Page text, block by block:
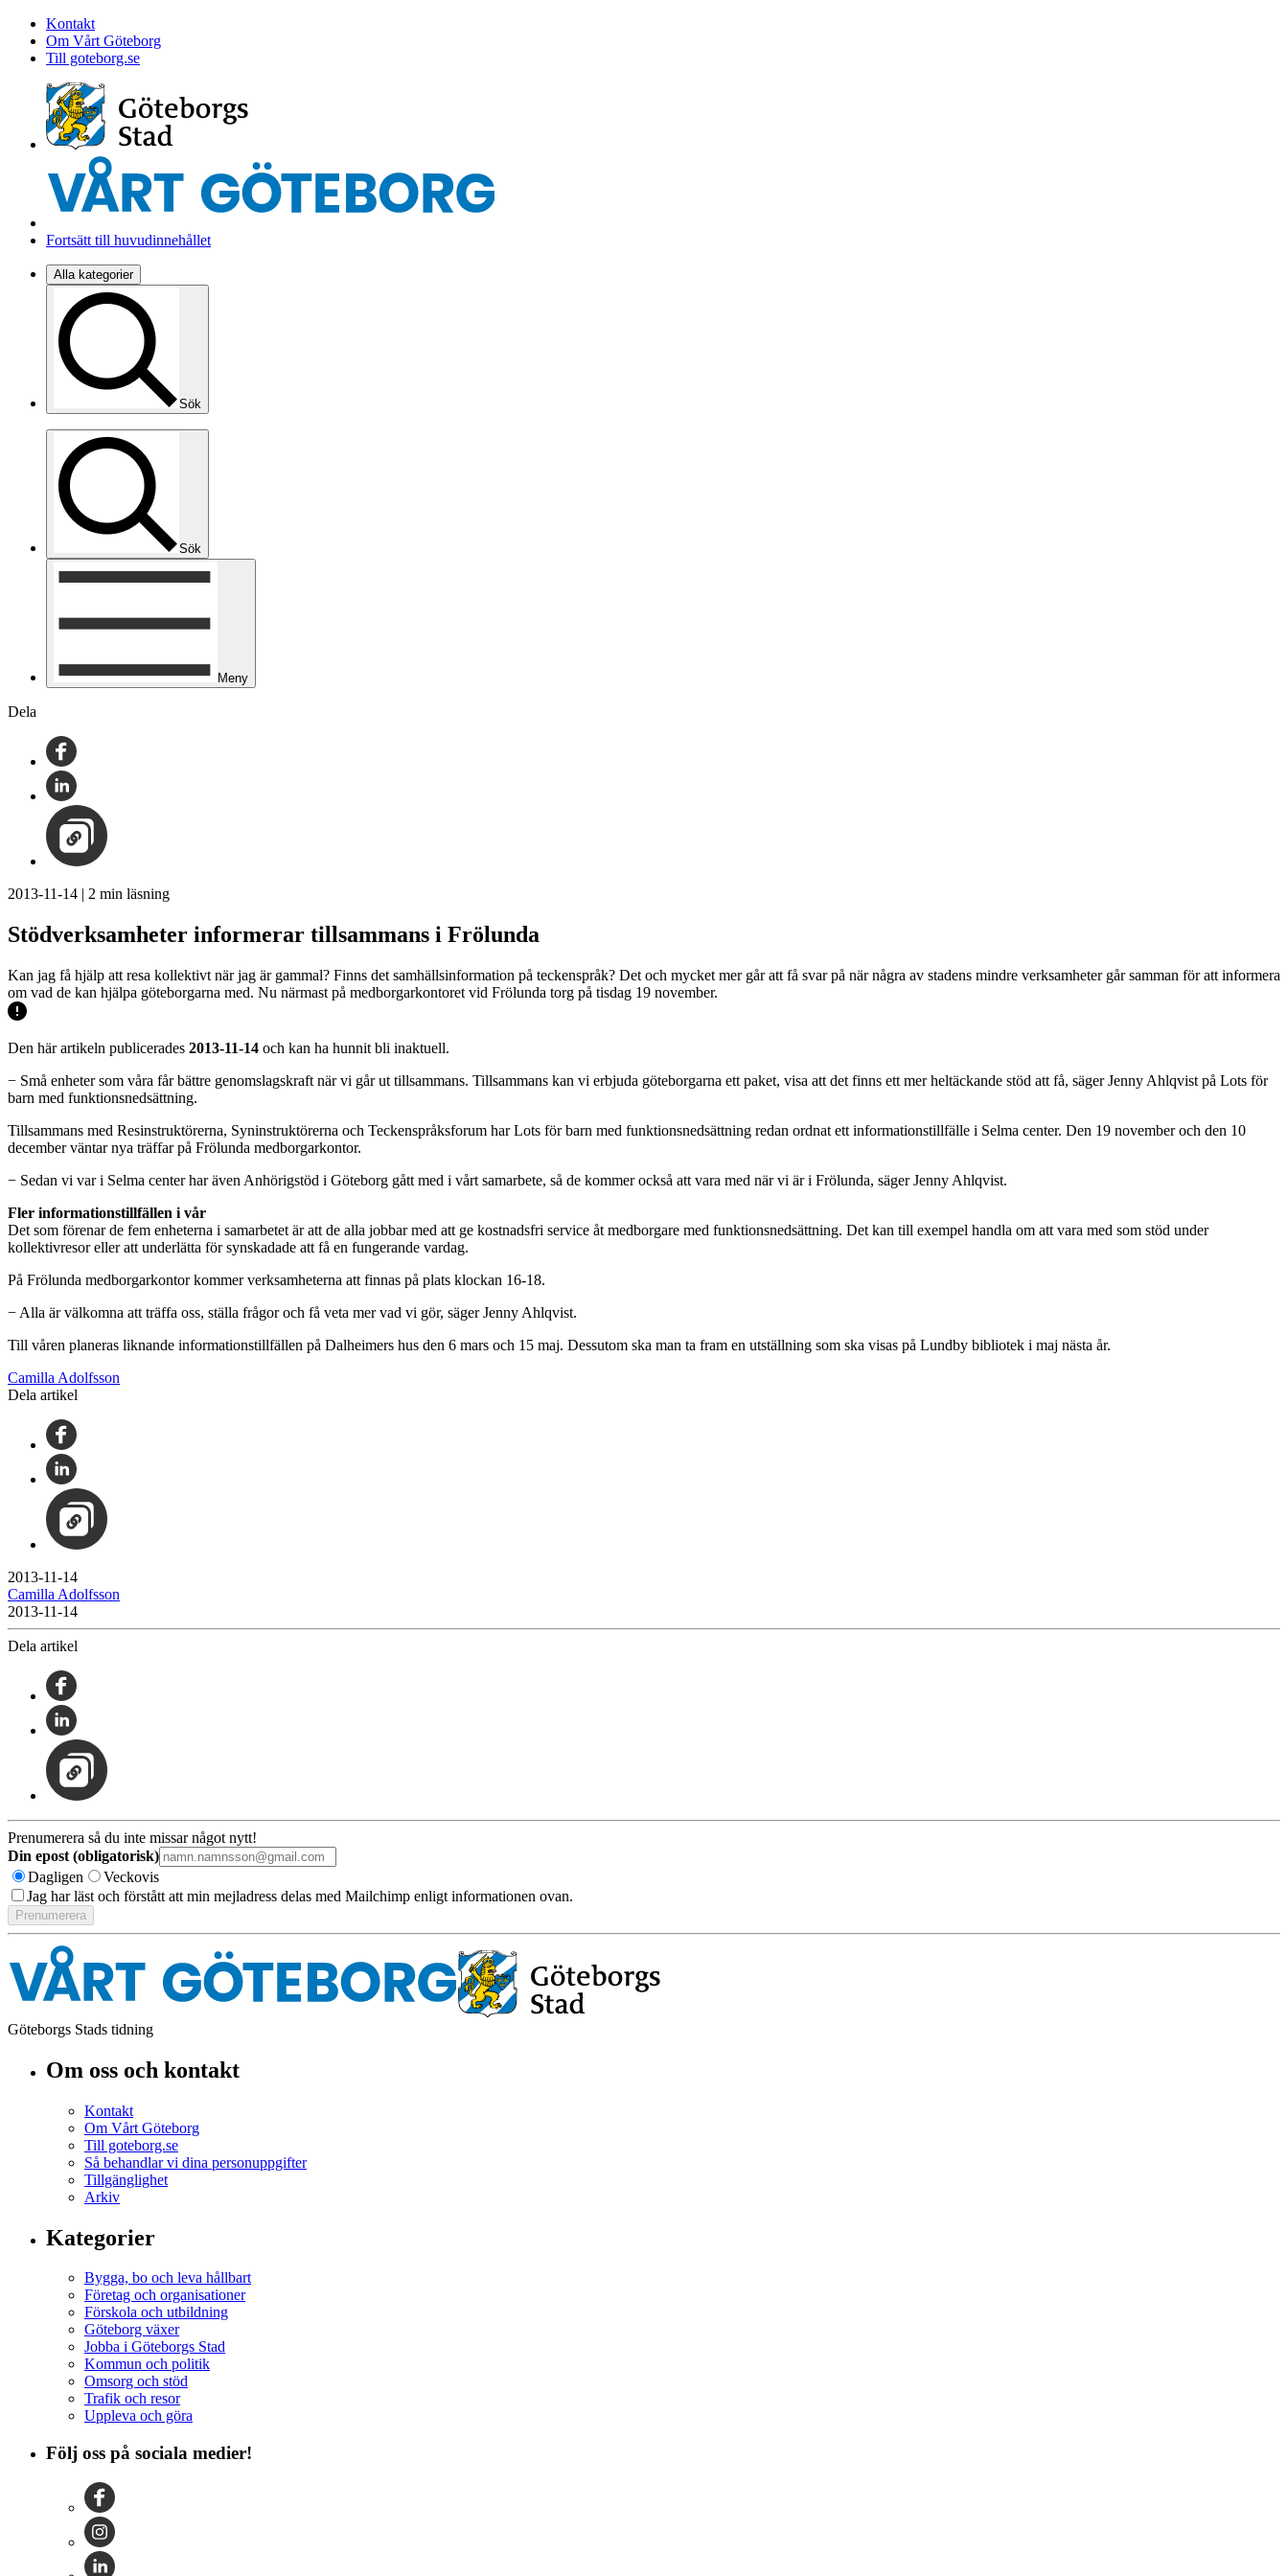
Kontakt
Om Vårt Göteborg
Till goteborg.se
Fortsätt till huvudinnehållet
Alla kategorier
Sök
Sök
Meny
Dela
2013-11-14 | 2 min läsning
Stödverksamheter informerar tillsammans i Frölunda
Kan jag få hjälp att resa kollektivt när jag är gammal? Finns det samhällsinformation på teckenspråk? Det och mycket mer går att få svar på när några av stadens mindre verksamheter går samman för att informera
om vad de kan hjälpa göteborgarna med. Nu närmast på medborgarkontoret vid Frölunda torg på tisdag 19 november.
Den här artikeln publicerades 2013-11-14 och kan ha hunnit bli inaktuell.
− Små enheter som våra får bättre genomslagskraft när vi går ut tillsammans. Tillsammans kan vi erbjuda göteborgarna ett paket, visa att det finns ett mer heltäckande stöd att få, säger Jenny Ahlqvist på Lots för
barn med funktionsnedsättning.
Tillsammans med Resinstruktörerna, Syninstruktörerna och Teckenspråksforum har Lots för barn med funktionsnedsättning redan ordnat ett informationstillfälle i Selma center. Den 19 november och den 10
december väntar nya träffar på Frölunda medborgarkontor.
− Sedan vi var i Selma center har även Anhörigstöd i Göteborg gått med i vårt samarbete, så de kommer också att vara med när vi är i Frölunda, säger Jenny Ahlqvist.
Fler informationstillfällen i vår
Det som förenar de fem enheterna i samarbetet är att de alla jobbar med att ge kostnadsfri service åt medborgare med funktionsnedsättning. Det kan till exempel handla om att vara med som stöd under
kollektivresor eller att underlätta för synskadade att få en fungerande vardag.
På Frölunda medborgarkontor kommer verksamheterna att finnas på plats klockan 16-18.
− Alla är välkomna att träffa oss, ställa frågor och få veta mer vad vi gör, säger Jenny Ahlqvist.
Till våren planeras liknande informationstillfällen på Dalheimers hus den 6 mars och 15 maj. Dessutom ska man ta fram en utställning som ska visas på Lundby bibliotek i maj nästa år.
Camilla Adolfsson
Dela artikel
2013-11-14
Camilla Adolfsson
2013-11-14
Dela artikel
Prenumerera så du inte missar något nytt!
Din epost (obligatorisk)
Dagligen
Veckovis
Jag har läst och förstått att min mejladress delas med Mailchimp enligt informationen ovan.
Göteborgs Stads tidning
Om oss och kontakt
Kontakt
Om Vårt Göteborg
Till goteborg.se
Så behandlar vi dina personuppgifter
Tillgänglighet
Arkiv
Kategorier
Bygga, bo och leva hållbart
Företag och organisationer
Förskola och utbildning
Göteborg växer
Jobba i Göteborgs Stad
Kommun och politik
Omsorg och stöd
Trafik och resor
Uppleva och göra
Följ oss på sociala medier!